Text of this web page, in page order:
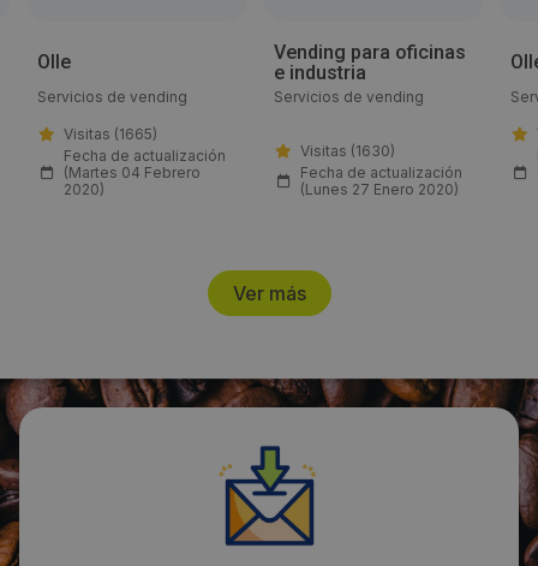
info@alliancevending.es
Web:
https://www.alliancevending.es/localizaciones/vending-
en-malaga/
Fecha de publicación de producto:
Olle
Servicios de vending
Visitas (1665)
Fecha de actualización
(Martes 04 Febrero
2020)
Vending para oficinas
e industria
Servicios de vending
Visitas (1630)
Fecha de actualización
(Lunes 27 Enero 2020)
Ver más